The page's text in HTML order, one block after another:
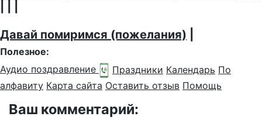
Давай помиримся (пожелания)
Полезное:
Аудио поздравление
Праздники Календарь По
алфавиту Карта сайта Оставить отзыв Помощь
Ваш комментарий: